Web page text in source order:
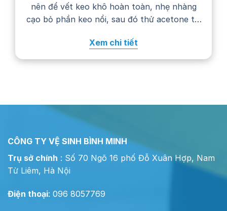
nên để vết keo khô hoàn toàn, nhẹ nhàng
cạo bỏ phần keo nổi, sau đó thử acetone tại
Cách xử lý cụ thể còn phụ…
Xem chi tiết
CÔNG TY VỆ SINH BÌNH MINH
Trụ sở chính : Số 70 Ngõ 16 phố Đỗ Xuân Hợp, Nam
Từ Liêm, Hà Nội
Điện thoại: 096 8057769